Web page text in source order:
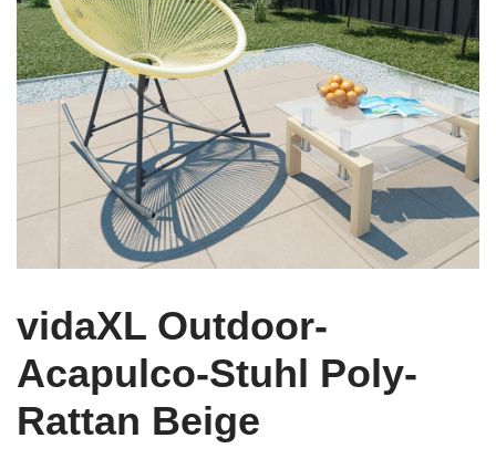
vidaXL Outdoor-
Acapulco-Stuhl Poly-
Rattan Beige